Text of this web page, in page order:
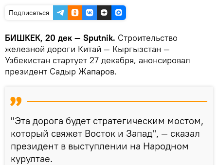
Подписаться
БИШКЕК, 20 дек — Sputnik. Строительство
железной дороги Китай — Кыргызстан —
Узбекистан стартует 27 декабря, анонсировал
президент Садыр Жапаров.
"Эта дорога будет стратегическим мостом,
который свяжет Восток и Запад", — сказал
президент в выступлении на Народном
курултае.